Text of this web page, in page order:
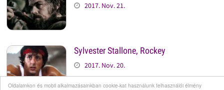
Oldalainkon és mobil alkalmazásainkban cookie-kat használunk felhasználói élmény
2017. Nov. 21.
Sylvester Stallone, Rockey
2017. Nov. 20.